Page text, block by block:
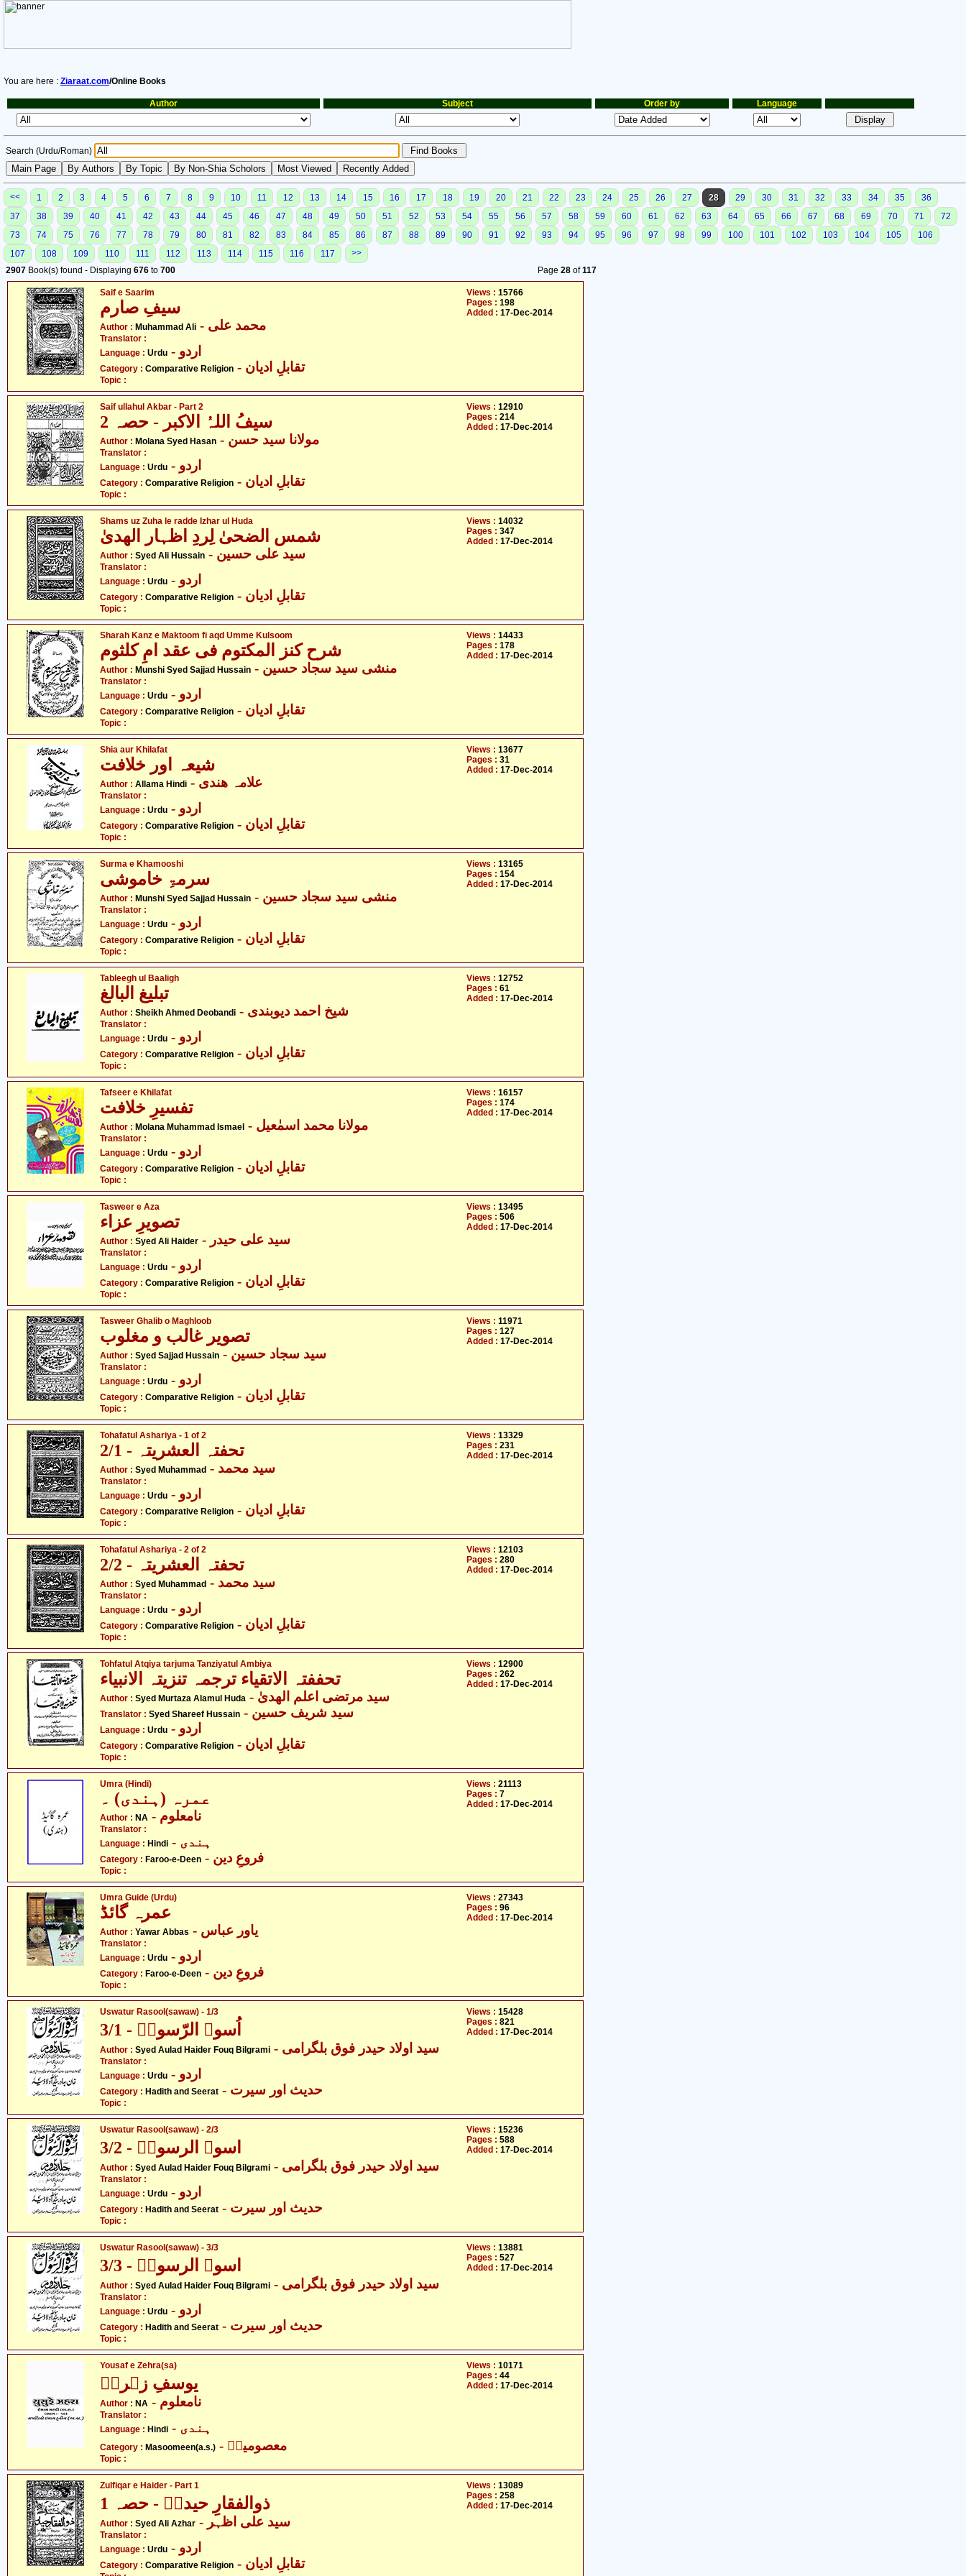
You are here : Ziaraat.com/Online Books
Author Subject Order by Language
Search (Urdu/Roman)
<< 1 2 3 4 5 6 7 8 9 10 11 12 13 14 15 16 17 18 19 20 21 22 23 24 25 26 27 28 29 30 31 32 33 34 35
36
37
38 39 40 41 42 43 44 45 46 47 48 49 50 51 52 53 54 55 56 57 58 59 60 61 62 63 64 65 66 67 68 69 70 71
72
73
74 75 76 77 78 79 80 81 82 83 84 85 86 87 88 89 90 91 92 93 94 95 96 97 98 99 100 101 102 103 104 105
106
107
108 109 110 111 112 113 114 115 116 117
>>
2907 Book(s) found - Displaying 676 to 700 Page 28of117
Saif e Saarim
سیفِ صارم
Author : Muhammad Ali - محمد علی
Translator :
Language : Urdu - اردو
Category : Comparative Religion - تقابلِ ادیان
Topic :
Views : 15766
Pages : 198
Added : 17-Dec-2014
Saif ullahul Akbar - Part 2
سیفُ اللہُ الاکبر - حصہ 2
Author : Molana Syed Hasan - مولانا سید حسن
Translator :
Language : Urdu - اردو
Category : Comparative Religion - تقابلِ ادیان
Topic :
Views : 12910
Pages : 214
Added : 17-Dec-2014
Shams uz Zuha le radde Izhar ul Huda
شمس الضحیٰ لِردِ اظہار الھدیٰ
Author : Syed Ali Hussain - سید علی حسین
Translator :
Language : Urdu - اردو
Category : Comparative Religion - تقابلِ ادیان
Topic :
Views : 14032
Pages : 347
Added : 17-Dec-2014
Sharah Kanz e Maktoom fi aqd Umme Kulsoom
شرح کنز المکتوم فی عقد امِ کلثوم
Author : Munshi Syed Sajjad Hussain - منشی سید سجاد حسین
Translator :
Language : Urdu - اردو
Category : Comparative Religion - تقابلِ ادیان
Topic :
Views : 14433
Pages : 178
Added : 17-Dec-2014
Shia aur Khilafat
شیعہ اور خلافت
Author : Allama Hindi - علامہ ھندی
Translator :
Language : Urdu - اردو
Category : Comparative Religion - تقابلِ ادیان
Topic :
Views : 13677
Pages : 31
Added : 17-Dec-2014
Surma e Khamooshi
سرمۃِ خاموشی
Author : Munshi Syed Sajjad Hussain - منشی سید سجاد حسین
Translator :
Language : Urdu - اردو
Category : Comparative Religion - تقابلِ ادیان
Topic :
Views : 13165
Pages : 154
Added : 17-Dec-2014
Tableegh ul Baaligh
تبلیغ البالغ
Author : Sheikh Ahmed Deobandi - شیخ احمد دیوبندی
Translator :
Language : Urdu - اردو
Category : Comparative Religion - تقابلِ ادیان
Topic :
Views : 12752
Pages : 61
Added : 17-Dec-2014
Tafseer e Khilafat
تفسیرِ خلافت
Author : Molana Muhammad Ismael - مولانا محمد اسمٰعیل
Translator :
Language : Urdu - اردو
Category : Comparative Religion - تقابلِ ادیان
Topic :
Views : 16157
Pages : 174
Added : 17-Dec-2014
Tasweer e Aza
تصویرِ عزاء
Author : Syed Ali Haider - سید علی حیدر
Translator :
Language : Urdu - اردو
Category : Comparative Religion - تقابلِ ادیان
Topic :
Views : 13495
Pages : 506
Added : 17-Dec-2014
Tasweer Ghalib o Maghloob
تصویر غالب و مغلوب
Author : Syed Sajjad Hussain - سید سجاد حسین
Translator :
Language : Urdu - اردو
Category : Comparative Religion - تقابلِ ادیان
Topic :
Views : 11971
Pages : 127
Added : 17-Dec-2014
Tohafatul Ashariya - 1 of 2
تحفتہ العشریتہ - 2/1
Author : Syed Muhammad - سید محمد
Translator :
Language : Urdu - اردو
Category : Comparative Religion - تقابلِ ادیان
Topic :
Views : 13329
Pages : 231
Added : 17-Dec-2014
Tohafatul Ashariya - 2 of 2
تحفتہ العشریتہ - 2/2
Author : Syed Muhammad - سید محمد
Translator :
Language : Urdu - اردو
Category : Comparative Religion - تقابلِ ادیان
Topic :
Views : 12103
Pages : 280
Added : 17-Dec-2014
Tohfatul Atqiya tarjuma Tanziyatul Ambiya
تحففتہ الاتقیاء ترجمہ تنزیتہ الانبیاء
Author : Syed Murtaza Alamul Huda - سید مرتضی اعلم الھدیٰ
Translator : Syed Shareef Hussain - سید شریف حسین
Language : Urdu - اردو
Category : Comparative Religion - تقابلِ ادیان
Topic :
Views : 12900
Pages : 262
Added : 17-Dec-2014
Umra (Hindi)
عمرہ (ہندی) ۔
Author : NA - نامعلوم
Translator :
Language : Hindi - ہندی
Category : Faroo-e-Deen - فروعِ دین
Topic :
Views : 21113
Pages : 7
Added : 17-Dec-2014
Umra Guide (Urdu)
عمرہ گائڈ
Author : Yawar Abbas - یاور عباس
Translator :
Language : Urdu - اردو
Category : Faroo-e-Deen - فروعِ دین
Topic :
Views : 27343
Pages : 96
Added : 17-Dec-2014
Uswatur Rasool(sawaw) - 1/3
اُسوۃ الرّسولؐ - 3/1
Author : Syed Aulad Haider Fouq Bilgrami - سید اولاد حیدر فوق بلگرامی
Translator :
Language : Urdu - اردو
Category : Hadith and Seerat - حدیث اور سیرت
Topic :
Views : 15428
Pages : 821
Added : 17-Dec-2014
Uswatur Rasool(sawaw) - 2/3
اسوۃ الرسولؐ - 3/2
Author : Syed Aulad Haider Fouq Bilgrami - سید اولاد حیدر فوق بلگرامی
Translator :
Language : Urdu - اردو
Category : Hadith and Seerat - حدیث اور سیرت
Topic :
Views : 15236
Pages : 588
Added : 17-Dec-2014
Uswatur Rasool(sawaw) - 3/3
اسوۃ الرسولؐ - 3/3
Author : Syed Aulad Haider Fouq Bilgrami - سید اولاد حیدر فوق بلگرامی
Translator :
Language : Urdu - اردو
Category : Hadith and Seerat - حدیث اور سیرت
Topic :
Views : 13881
Pages : 527
Added : 17-Dec-2014
Yousaf e Zehra(sa)
یوسفِ زہراؑ
Author : NA - نامعلوم
Translator :
Language : Hindi - ہندی
Category : Masoomeen(a.s.) - معصومینؑ
Topic :
Views : 10171
Pages : 44
Added : 17-Dec-2014
Zulfiqar e Haider - Part 1
ذوالفقارِ حیدرؑ - حصہ 1
Author : Syed Ali Azhar - سید علی اظہر
Translator :
Language : Urdu - اردو
Category : Comparative Religion - تقابلِ ادیان
Views : 13089
Pages : 258
Added : 17-Dec-2014